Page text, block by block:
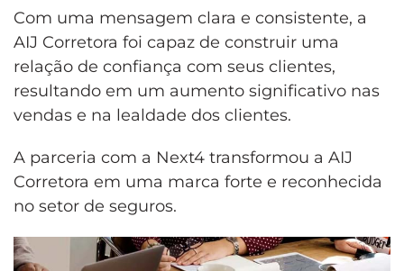
Com uma mensagem clara e consistente, a
AIJ Corretora foi capaz de construir uma
relação de confiança com seus clientes,
resultando em um aumento significativo nas
vendas e na lealdade dos clientes.
A parceria com a Next4 transformou a AIJ
Corretora em uma marca forte e reconhecida
no setor de seguros.